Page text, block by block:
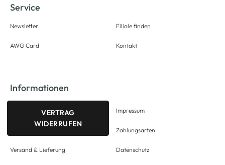
Service
Newsletter
AWG Card
Filiale finden
Kontakt
Informationen
VERTRAG
WIDERRUFEN
Versand & Lieferung
Impressum
Zahlungsarten
Datenschutz